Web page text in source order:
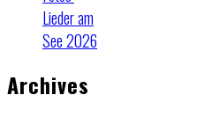
Lieder am
See 2026
Archives